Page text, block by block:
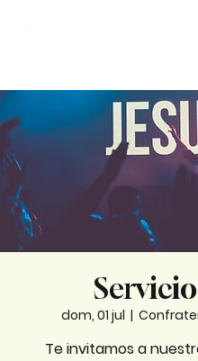
dom, 01 jul
  |
Te invitamos a